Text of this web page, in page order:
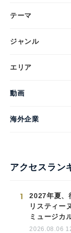
テーマ
ジャンル
エリア
動画
海外企業
アクセスラン
1
2027年夏、
リスティー
ミュージカ
2026.08.06